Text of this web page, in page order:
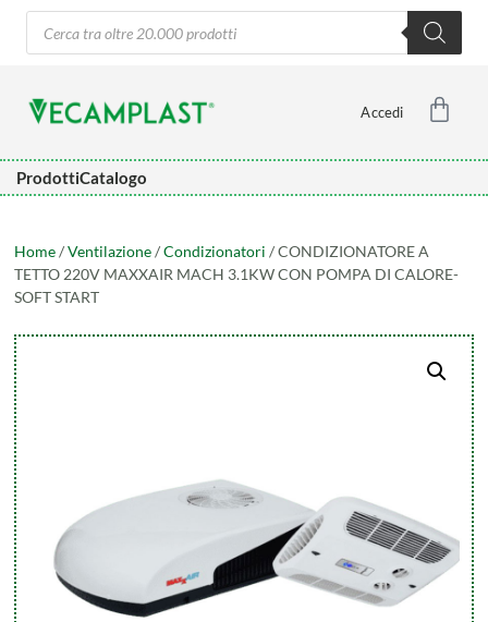
Accedi
ProdottiCatalogo
Home/Ventilazione/Condizionatori / CONDIZIONATORE A
TETTO 220V MAXXAIR MACH 3.1KW CON POMPA DI CALORE-
SOFT START